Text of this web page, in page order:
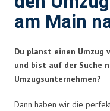
am Main
Du planst einen Umzug
und bist auf der Suche
Umzugsunternehmen?
Dann haben wir die